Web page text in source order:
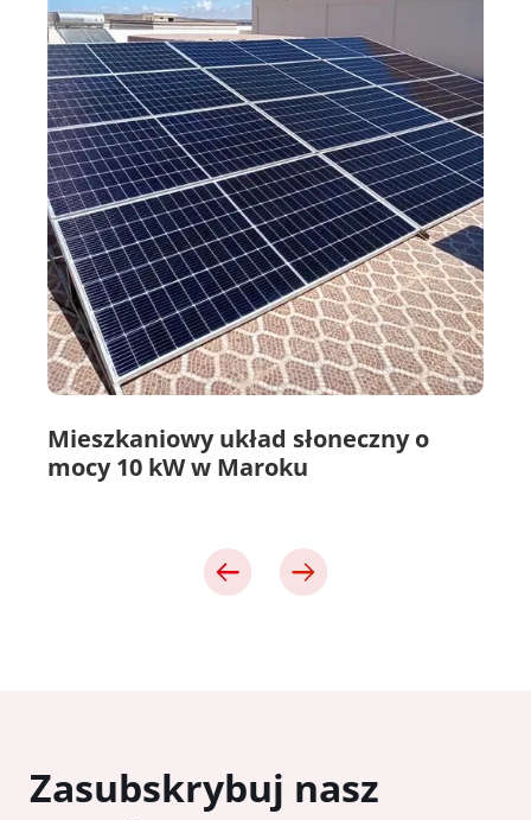
Mieszkaniowy układ słoneczny o
mocy 10 kW w Maroku
Zasubskrybuj nasz